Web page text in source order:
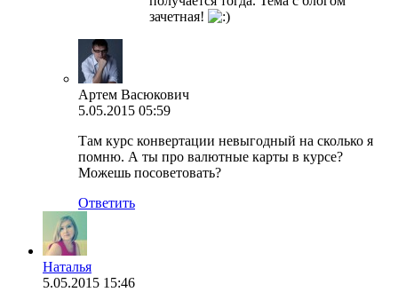
зачетная!
Артем Васюкович
5.05.2015 05:59
Там курс конвертации невыгодный на сколько я
помню. А ты про валютные карты в курсе?
Можешь посоветовать?
Ответить
Наталья
5.05.2015 15:46